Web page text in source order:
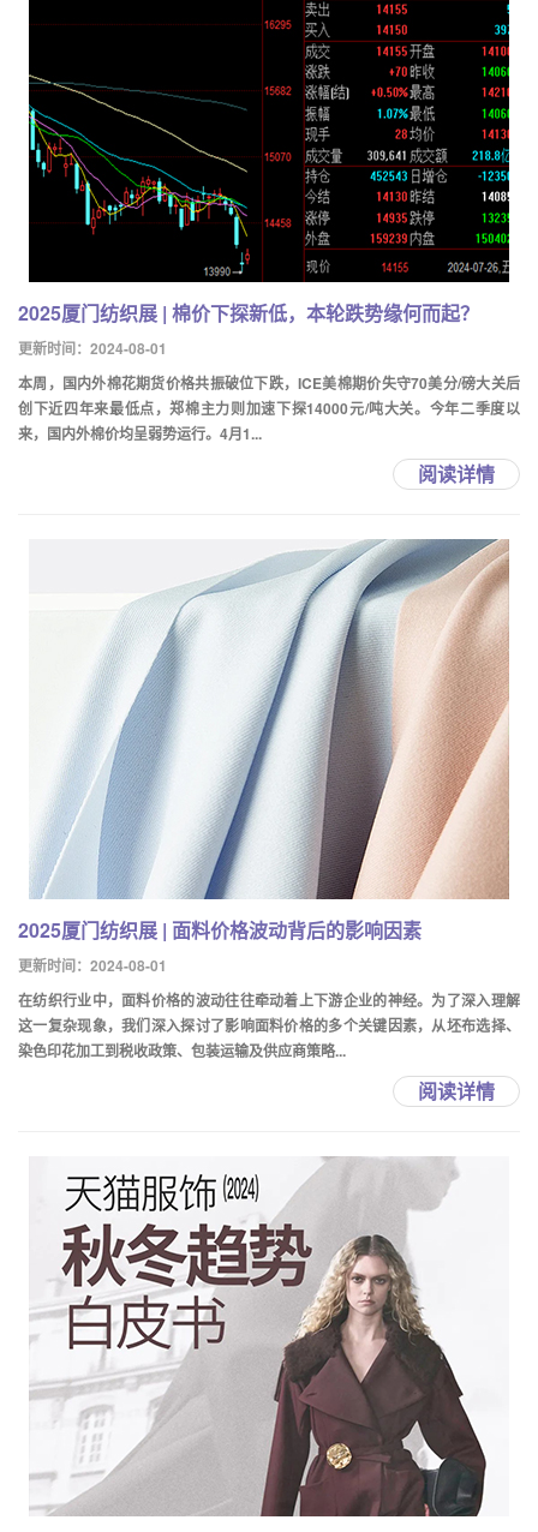
2025厦门纺织展 | 棉价下探新低，本轮跌势缘何而起？
更新时间：2024-08-01
本周，国内外棉花期货价格共振破位下跌，ICE美棉期价失守70美分/磅大关后
创下近四年来最低点，郑棉主力则加速下探14000元/吨大关。今年二季度以
来，国内外棉价均呈弱势运行。4月1...
阅读详情
2025厦门纺织展 | 面料价格波动背后的影响因素
更新时间：2024-08-01
在纺织行业中，面料价格的波动往往牵动着上下游企业的神经。为了深入理解
这一复杂现象，我们深入探讨了影响面料价格的多个关键因素，从坯布选择、
染色印花加工到税收政策、包装运输及供应商策略...
阅读详情